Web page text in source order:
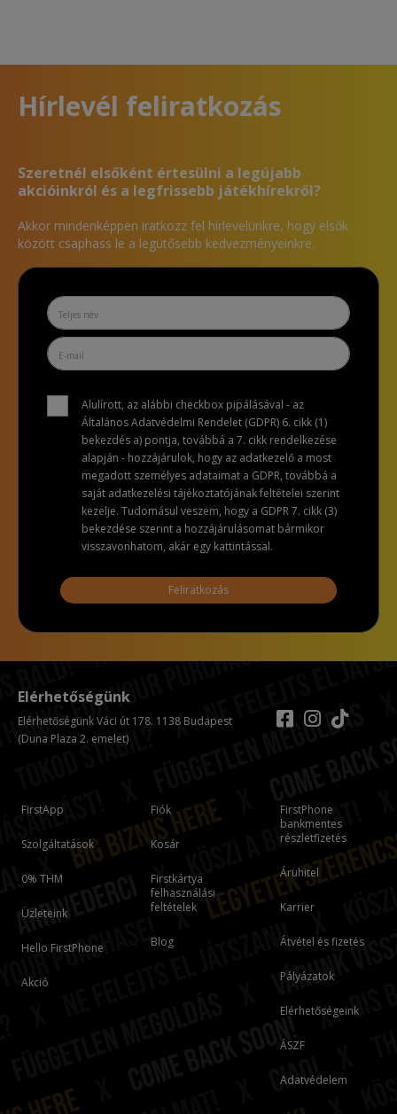
Hírlevél feliratkozás
Szeretnél elsőként értesülni a legújabb
akcióinkról és a legfrissebb játékhírekről?
Akkor mindenképpen iratkozz fel hírlevelünkre, hogy elsők
között csaphass le a legütősebb kedvezményeinkre.
Alulírott, az alábbi checkbox pipálásával - az
Általános Adatvédelmi Rendelet (GDPR) 6. cikk (1)
bekezdés a) pontja, továbbá a 7. cikk rendelkezése
alapján - hozzájárulok, hogy az adatkezelő a most
megadott személyes adataimat a GDPR, továbbá a
saját adatkezelési tájékoztatójának feltételei szerint
kezelje. Tudomásul veszem, hogy a GDPR 7. cikk (3)
bekezdése szerint a hozzájárulásomat bármikor
visszavonhatom, akár egy kattintással.
Feliratkozás
FirstApp
Szolgáltatások
0% THM
Üzleteink
Hello FirstPhone
Akció
Fiók
Kosár
Firstkártya
felhasználási
feltételek
Blog
FirstPhone
bankmentes
részletfizetés
Áruhitel
Karrier
Átvétel és fizetés
Pályázatok
Elérhetőségeink
ÁSZF
Adatvédelem
Elérhetőségünk
Elérhetőségünk Váci út 178. 1138 Budapest
(Duna Plaza 2. emelet)